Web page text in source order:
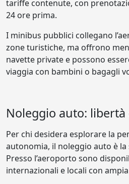
tariffe contenute, con
24 ore prima.
I minibus pubblici collegano
zone turistiche, ma offrono
navette private e possono
viaggia con bambini o bagagli
Noleggio auto:
Per chi desidera esplorare la
autonomia, il noleggio auto è la
Presso l’aeroporto sono
internazionali e locali con